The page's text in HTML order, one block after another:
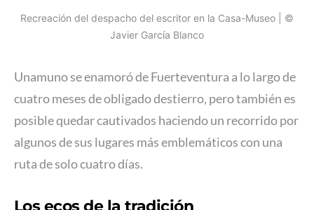
Recreación del despacho del escritor en la Casa-Museo | ©
Javier García Blanco
Unamuno se enamoró de Fuerteventura a lo largo de
cuatro meses de obligado destierro, pero también es
posible quedar cautivados haciendo un recorrido por
algunos de sus lugares más emblemáticos con una
ruta de solo cuatro días.
Los ecos de la tradición